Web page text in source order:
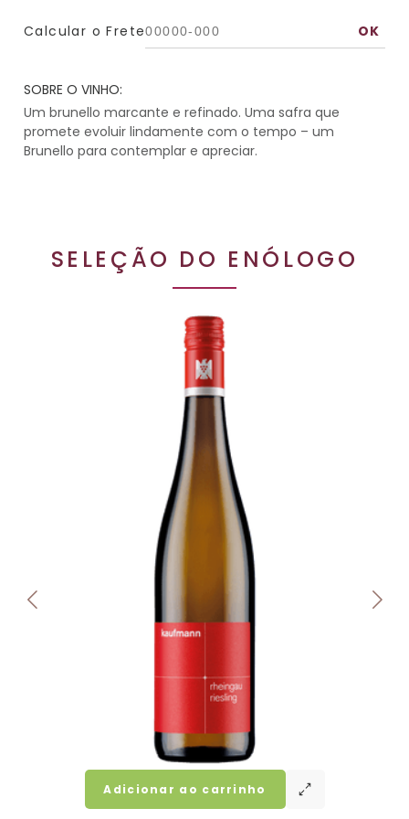
Calcular o Frete
SOBRE O VINHO:
Um brunello marcante e refinado. Uma safra que
promete evoluir lindamente com o tempo – um
Brunello para contemplar e apreciar.
SELEÇÃO DO ENÓLOGO
Adicionar ao carrinho